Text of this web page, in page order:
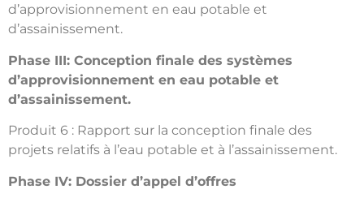
d’approvisionnement en eau potable et
d’assainissement.
Phase III: Conception finale des systèmes
d’approvisionnement en eau potable et
d’assainissement.
Produit 6 : Rapport sur la conception finale des
projets relatifs à l’eau potable et à l’assainissement.
Phase IV: Dossier d’appel d’offres